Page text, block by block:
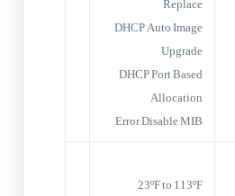
DHCP Auto Image
Upgrade
DHCP Port Based
Allocation
Error Disable MIB
23ºF to 113ºF